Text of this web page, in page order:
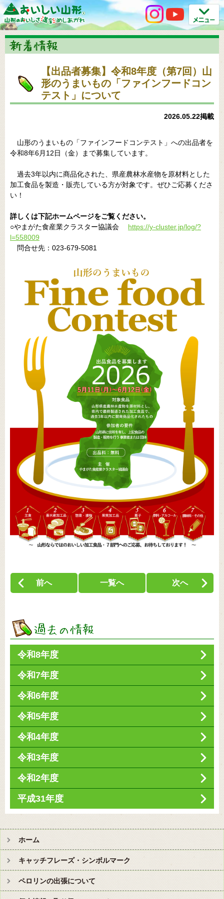
【出品者募集】令和8年度（第7回）山
形のうまいもの「ファインフードコン
テスト」について
2026.05.22掲載
山形のうまいもの「ファインフードコンテスト」への出品者を
令和8年6月12日（金）まで募集しています。
過去3年以内に商品化された、県産農林水産物を原材料とした
加工食品を製造・販売している方が対象です。ぜひご応募くださ
い！
詳しくは下記ホームページをご覧ください。
○やまがた食産業クラスター協議会 https://y-cluster.jp/log/?
l=558009
問合せ先：023-679-5081
前へ 一覧へ 次へ
令和8年度
令和7年度
令和6年度
令和5年度
令和4年度
令和3年度
令和2年度
平成31年度
ホーム
キャッチフレーズ・シンボルマーク
ペロリンの出張について